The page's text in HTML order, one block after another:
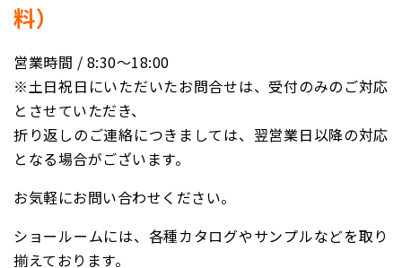
料）
営業時間 / 8:30〜18:00
※土日祝日にいただいたお問合せは、受付のみのご対応
とさせていただき、
折り返しのご連絡につきましては、翌営業日以降の対応
となる場合がございます。
お気軽にお問い合わせください。
ショールームには、各種カタログやサンプルなどを取り
揃えております。